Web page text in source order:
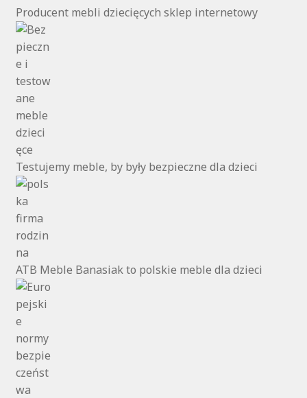
Producent mebli dziecięcych sklep internetowy
Testujemy meble, by były bezpieczne dla dzieci
ATB Meble Banasiak to polskie meble dla dzieci